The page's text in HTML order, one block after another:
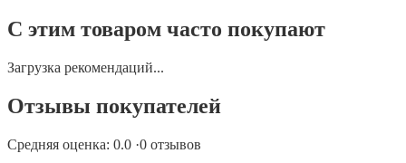
С этим товаром часто покупают
Загрузка рекомендаций...
Отзывы покупателей
Средняя оценка: 0.0 ·0 отзывов